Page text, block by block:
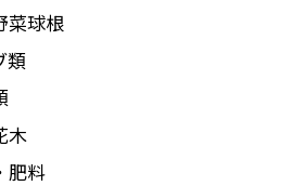
菜球根
類
木
肥料